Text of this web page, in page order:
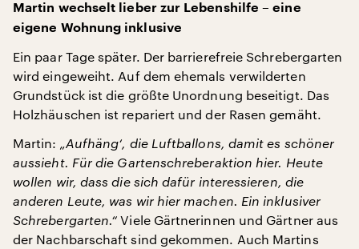
Martin wechselt lieber zur Lebenshilfe – eine
eigene Wohnung inklusive
Ein paar Tage später. Der barrierefreie Schrebergarten
wird eingeweiht. Auf dem ehemals verwilderten
Grundstück ist die größte Unordnung beseitigt. Das
Holzhäuschen ist repariert und der Rasen gemäht.
Martin: „Aufhäng‘, die Luftballons, damit es schöner
aussieht. Für die Gartenschreberaktion hier. Heute
wollen wir, dass die sich dafür interessieren, die
anderen Leute, was wir hier machen. Ein inklusiver
Schrebergarten.“Viele Gärtnerinnen und Gärtner aus
der Nachbarschaft sind gekommen. Auch Martins